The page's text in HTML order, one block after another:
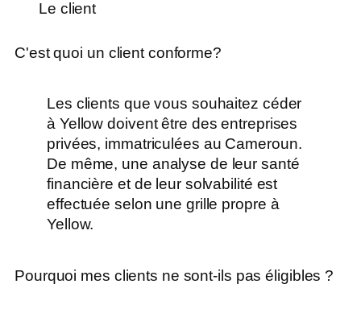
Le client
C'est quoi un client conforme?
Les clients que vous souhaitez céder
à Yellow doivent être des entreprises
privées, immatriculées au Cameroun.
De même, une analyse de leur santé
financière et de leur solvabilité est
effectuée selon une grille propre à
Yellow.
Pourquoi mes clients ne sont-ils pas éligibles ?